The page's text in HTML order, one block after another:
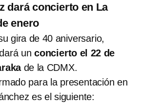
dará concierto en La
enero
gira de 40 aniversario,
unconcierto el 22 de
de la CDMX.
para la presentación en
es el siguiente: